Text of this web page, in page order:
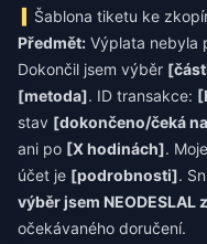
Šablona tiketu ke
Předmět: Výplata nebyla
Dokončil jsem výběr
[metoda]. ID transakce:
stav [dokončeno/čeká
ani po [X hodinách].
účet je [podrobnosti].
výběr jsem NEODESLAL
očekávaného doručení.